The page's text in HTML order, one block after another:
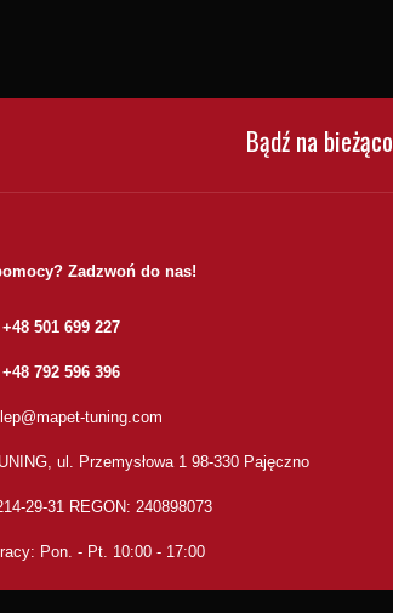
Bądź na bieżąco
Zadzwoń do nas!
+48 501 699 227
+48 792 596 396
tuning.com
ul. Przemysłowa 1 98-330 Pajęczno
29-31 REGON: 240898073
Pon. - Pt. 10:00 - 17:00